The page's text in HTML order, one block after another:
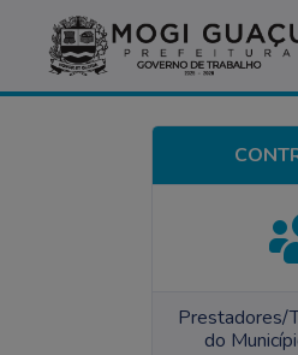
Prestadores/
do